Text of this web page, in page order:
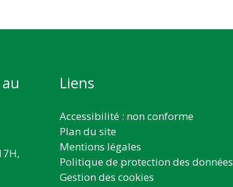
Liens
Accessibilité : non conforme
Plan du site
Mentions légales
Politique de protection des données
Gestion des cookies